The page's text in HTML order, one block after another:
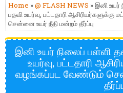
Home »@ FLASH NEWS » இனி உயர்
பதவி உயர்வு, பட்டதாரி
சென்னை உயர் நீதி மன்றம் தீர்ப்பு
இனி உயர் நிலைப் பள்ளி
உயர்வு, பட்டதாரி
வழங்கப்பட வேண்டும்